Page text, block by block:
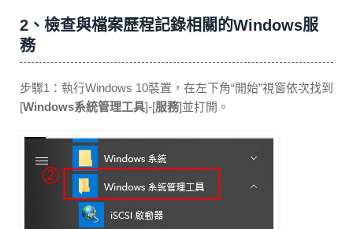
2、檢查與檔案歷程記錄相關的Windows服
務
步驟1：執行Windows 10裝置，在左下角“開始”視窗依次找到
[Windows系統管理工具]-[服務]並打開。